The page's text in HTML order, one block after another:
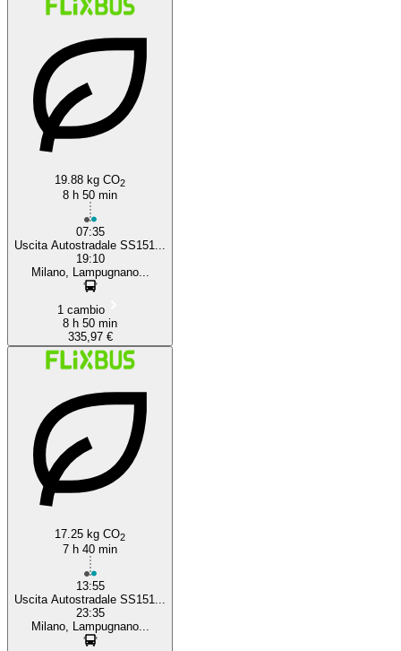
19.88 kg CO2
8 h 50 min
07:35
Uscita Autostradale SS151...
19:10
Milano, Lampugnano...
1 cambio
8 h 50 min
335,97 €
17.25 kg CO2
7 h 40 min
13:55
Uscita Autostradale SS151...
23:35
Milano, Lampugnano...